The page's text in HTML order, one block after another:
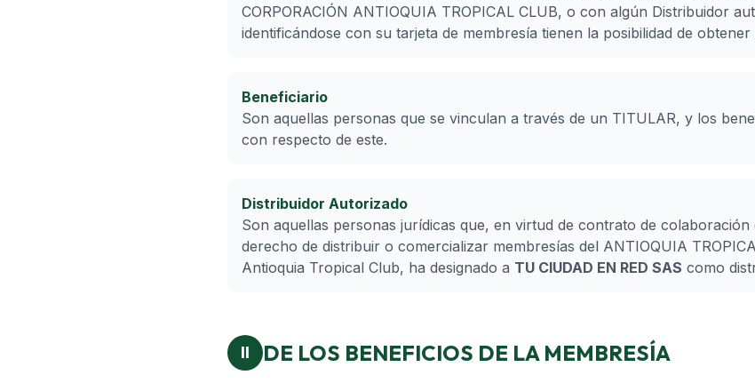
CORPORACIÓN ANTIOQUIA TROPICAL CLUB, o con algún Distribuidor
identificándose con su tarjeta de membresía tienen la posibilidad de
Beneficiario
Son aquellas personas que se vinculan a través de un TITULAR, y los
con respecto de este.
Distribuidor Autorizado
Son aquellas personas jurídicas que, en virtud de contrato de colaboración
derecho de distribuir o comercializar membresías del ANTIOQUIA
Antioquia Tropical Club, ha designado a TU CIUDAD EN RED SAS como
II DE LOS BENEFICIOS DE LA MEMBRESÍA